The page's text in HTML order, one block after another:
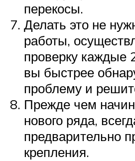
перекосы.
Делать это не
работы,
проверку каждые
вы быстрее
проблему и
Прежде чем
нового ряда,
предварительно
крепления.